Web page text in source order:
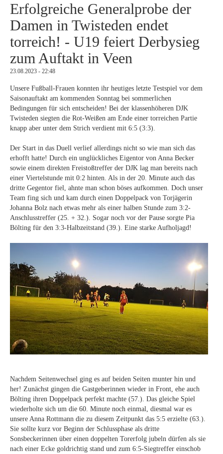
Erfolgreiche Generalprobe der
Damen in Twisteden endet
torreich! - U19 feiert Derbysieg
zum Auftakt in Veen
23.08.2023 - 22:48
Unsere Fußball-Frauen konnten ihr heutiges letzte Testspiel vor dem
Saisonauftakt am kommenden Sonntag bei sommerlichen
Bedingungen für sich entscheiden! Bei der klassenhöheren DJK
Twisteden siegten die Rot-Weißen am Ende einer torreichen Partie
knapp aber unter dem Strich verdient mit 6:5 (3:3).
Der Start in das Duell verlief allerdings nicht so wie man sich das
erhofft hatte! Durch ein unglückliches Eigentor von Anna Becker
sowie einem direkten Freistoßtreffer der DJK lag man bereits nach
einer Viertelstunde mit 0:2 hinten. Als in der 20. Minute auch das
dritte Gegentor fiel, ahnte man schon böses aufkommen. Doch unser
Team fing sich und kam durch einen Doppelpack von Torjägerin
Johanna Bolz nach etwas mehr als einer halben Stunde zum 3:2-
Anschlusstreffer (25. + 32.). Sogar noch vor der Pause sorgte Pia
Bölting für den 3:3-Halbzeitstand (39.). Eine starke Aufholjagd!
Nachdem Seitenwechsel ging es auf beiden Seiten munter hin und
her! Zunächst gingen die Gastgeberinnen wieder in Front, ehe auch
Bölting ihren Doppelpack perfekt machte (57.). Das gleiche Spiel
wiederholte sich um die 60. Minute noch einmal, diesmal war es
unsere Anna Rottmann die zu diesem Zeitpunkt das 5:5 erzielte (63.).
Sie sollte kurz vor Beginn der Schlussphase als dritte
Sonsbeckerinnen über einen doppelten Torerfolg jubeln dürfen als sie
nach einer Ecke goldrichtig stand und zum 6:5-Siegtreffer einschob